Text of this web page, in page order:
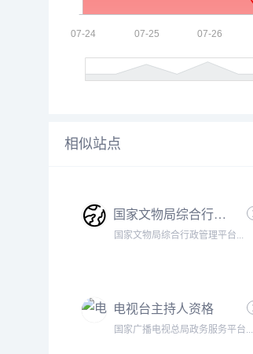
相似站点
国家文物局综合行政管理平台
国家文物局综合行政管理平台...
电视台主持人资格
国家广播电视总局政务服务平台...